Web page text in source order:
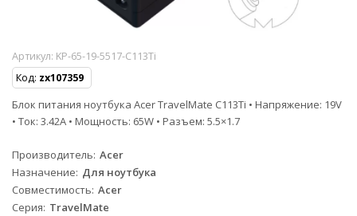
Артикул: KP-65-19-5517-C113Ti
Код: zx107359
Блок питания ноутбука Acer TravelMate C113Ti • Напряжение: 19V
• Ток: 3.42A • Мощность: 65W • Разъем: 5.5×1.7
Производитель Acer
Назначение Для ноутбука
Совместимость Acer
Серия TravelMate